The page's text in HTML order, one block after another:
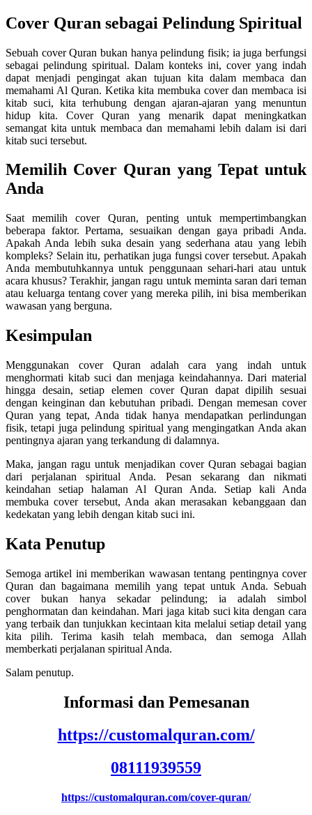
Cover Quran sebagai Pelindung Spiritual
Sebuah cover Quran bukan hanya pelindung fisik; ia juga berfungsi
sebagai pelindung spiritual. Dalam konteks ini, cover yang indah
dapat menjadi pengingat akan tujuan kita dalam membaca dan
memahami Al Quran. Ketika kita membuka cover dan membaca isi
kitab suci, kita terhubung dengan ajaran-ajaran yang menuntun
hidup kita. Cover Quran yang menarik dapat meningkatkan
semangat kita untuk membaca dan memahami lebih dalam isi dari
kitab suci tersebut.
Memilih Cover Quran yang Tepat untuk
Anda
Saat memilih cover Quran, penting untuk mempertimbangkan
beberapa faktor. Pertama, sesuaikan dengan gaya pribadi Anda.
Apakah Anda lebih suka desain yang sederhana atau yang lebih
kompleks? Selain itu, perhatikan juga fungsi cover tersebut. Apakah
Anda membutuhkannya untuk penggunaan sehari-hari atau untuk
acara khusus? Terakhir, jangan ragu untuk meminta saran dari teman
atau keluarga tentang cover yang mereka pilih, ini bisa memberikan
wawasan yang berguna.
Kesimpulan
Menggunakan cover Quran adalah cara yang indah untuk
menghormati kitab suci dan menjaga keindahannya. Dari material
hingga desain, setiap elemen cover Quran dapat dipilih sesuai
dengan keinginan dan kebutuhan pribadi. Dengan memesan cover
Quran yang tepat, Anda tidak hanya mendapatkan perlindungan
fisik, tetapi juga pelindung spiritual yang mengingatkan Anda akan
pentingnya ajaran yang terkandung di dalamnya.
Maka, jangan ragu untuk menjadikan cover Quran sebagai bagian
dari perjalanan spiritual Anda. Pesan sekarang dan nikmati
keindahan setiap halaman Al Quran Anda. Setiap kali Anda
membuka cover tersebut, Anda akan merasakan kebanggaan dan
kedekatan yang lebih dengan kitab suci ini.
Kata Penutup
Semoga artikel ini memberikan wawasan tentang pentingnya cover
Quran dan bagaimana memilih yang tepat untuk Anda. Sebuah
cover bukan hanya sekadar pelindung; ia adalah simbol
penghormatan dan keindahan. Mari jaga kitab suci kita dengan cara
yang terbaik dan tunjukkan kecintaan kita melalui setiap detail yang
kita pilih. Terima kasih telah membaca, dan semoga Allah
memberkati perjalanan spiritual Anda.
Salam penutup.
Informasi dan Pemesanan
https://customalquran.com/
08111939559
https://customalquran.com/cover-quran/